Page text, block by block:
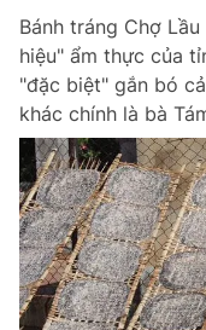
Bánh tráng Chợ
hiệu" ẩm thực của
"đặc biệt" gắn bó
khác chính là bà